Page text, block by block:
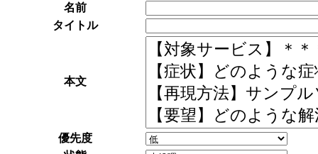
名前
タイトル
本文
優先度